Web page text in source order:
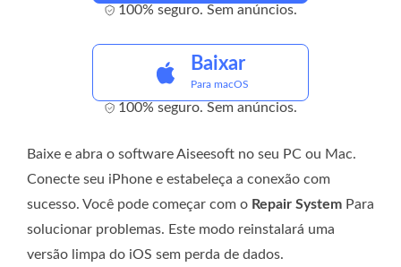
100% seguro. Sem anúncios.
Baixar
Para macOS
100% seguro. Sem anúncios.
Baixe e abra o software Aiseesoft no seu PC ou Mac.
Conecte seu iPhone e estabeleça a conexão com
sucesso. Você pode começar com o Repair System Para
solucionar problemas. Este modo reinstalará uma
versão limpa do iOS sem perda de dados.